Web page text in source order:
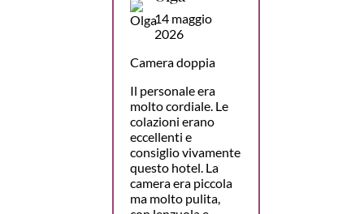
14 maggio
2026
Camera doppia
Il personale era
molto cordiale. Le
colazioni erano
eccellenti e
consiglio vivamente
questo hotel. La
camera era piccola
ma molto pulita,